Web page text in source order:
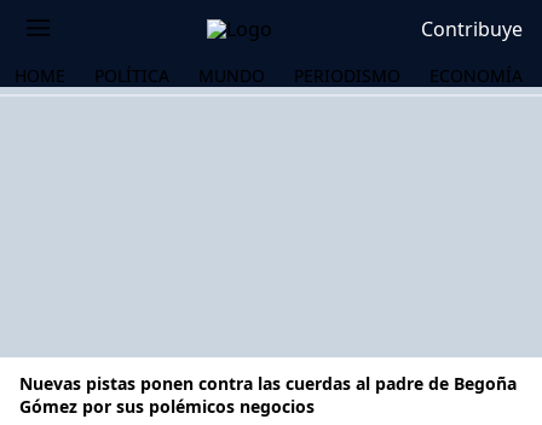
Contribuye
HOME POLÍTICA MUNDO PERIODISMO ECONOMÍA
Nuevas pistas ponen contra las cuerdas al padre de Begoña
Gómez por sus polémicos negocios